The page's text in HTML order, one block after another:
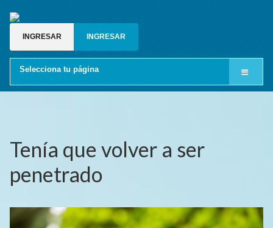
INGRESAR INGRESAR
Selecciona tu página
Blog gay
Grupos de whatsapp gay
Tenía que volver a ser
penetrado